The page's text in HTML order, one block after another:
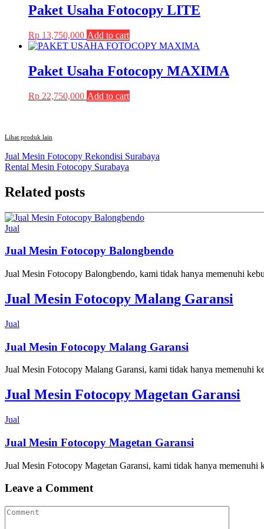
Paket Usaha Fotocopy LITE
Rp 13,750,000 Add to cart
Paket Usaha Fotocopy MAXIMA
Rp 22,750,000 Add to cart
Lihat produk lain
Post
navigation
Jual Mesin Fotocopy Rekondisi Surabaya
Rental Mesin Fotocopy Surabaya
Related posts
Jual
Jual Mesin Fotocopy Balongbendo
Jual Mesin Fotocopy Balongbendo, kami tidak hanya memenuhi
Jual Mesin Fotocopy Malang Garansi
Jual
Jual Mesin Fotocopy Malang Garansi
Jual Mesin Fotocopy Malang Garansi, kami tidak hanya memenuhi
Jual Mesin Fotocopy Magetan Garansi
Jual
Jual Mesin Fotocopy Magetan Garansi
Jual Mesin Fotocopy Magetan Garansi, kami tidak hanya
Leave a Comment